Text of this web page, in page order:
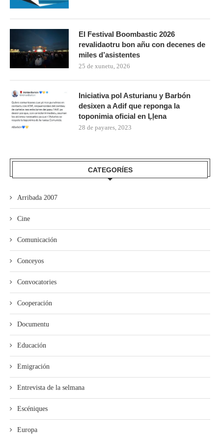
El Festival Boombastic 2026
revalidaotru bon añu con decenes de
miles d’asistentes
25 de xunetu, 2026
Iniciativa pol Asturianu y Barbón
desixen a Adif que reponga la
toponimia oficial en Ḷḷena
28 de payares, 2023
CATEGORÍES
Arribada 2007
Cine
Comunicación
Conceyos
Convocatories
Cooperación
Documentu
Educación
Emigración
Entrevista de la selmana
Escéniques
Europa